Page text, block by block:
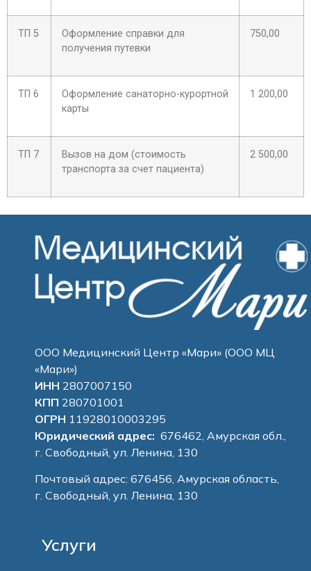
ТП 5
Оформление справки для
получения путевки
750,00
ТП 6
Оформление санаторно-курортной
карты
1 200,00
ТП 7
Вызов на дом (стоимость
транспорта за счет пациента)
2 500,00
ООО Медицинский Центр «Мари» (ООО МЦ
«Мари»)
ИНН 2807007150
КПП 280701001
ОГРН 11928010003295
Юридический адрес: 676462, Амурская обл.,
г. Свободный, ул. Ленина, 130
Почтовый адрес: 676456, Амурская область,
г. Свободный, ул. Ленина, 130
Услуги